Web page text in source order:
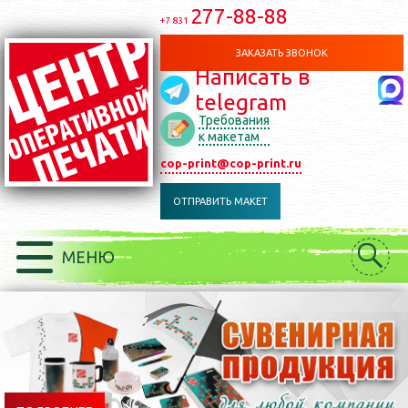
+7 831 277-88-88
ЗАКАЗАТЬ ЗВОНОК
Написать в
telegram
Требования
к макетам
cop-print@cop-print.ru
ОТПРАВИТЬ МАКЕТ
МЕНЮ